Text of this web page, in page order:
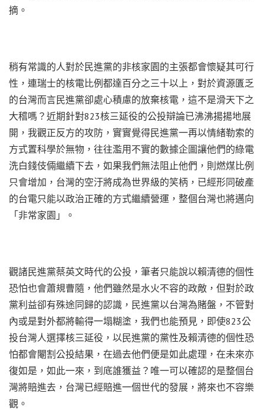
摘。
稍有常識的人對於民進黨的非核家園的主張都會懷疑其可行
性，連瑞士的核電比例都達百分之三十以上，對於資源匱乏
的台灣而言民進黨卻處心積慮的放棄核電，這不是滑天下之
大稽嗎？近期針對823核三延役的公投辯論已沸沸揚揚地展
開，我觀正反方的攻防，實實覺得民進黨一再以情緒勒索的
方式置科學於無物，往往濫用不實的數據企圖讓他們的綠電
洗白錢伎倆繼續下去，如果我們無法阻止他們，則燃煤比例
只會增加，台灣的空汙將成為世界級的笑柄，已經形同破產
的台電只能以政治正確的方式繼續營運，整個台灣也將邁向
「非常家園」。
觀諸民進黨蔡英文時代的公投，筆者只能說以賴清德的個性
恐怕也會蕭規曹隨，他們雖然是水火不容的政敵，但對於政
黨利益卻有殊途同歸的認識，民進黨以台灣為賭盤，不管對
內或是對外都將輸得一塌糊塗，我們也能預見，即使823公
投台灣人選擇核三延役，以民進黨的黨性及賴清德的個性恐
怕都會閹割公投結果，在過去他們便是如此處理，在未來亦
復如是，如此一來，到底誰獲益？唯一可以確認的是整個台
灣將賠進去，台灣已經賠進一個世代的發展，將來也不容樂
觀。